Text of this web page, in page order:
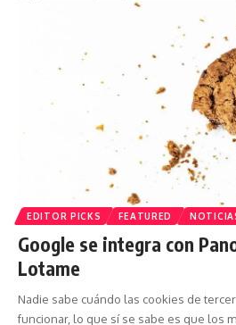
EDITOR PICKS FEATURED
Google se integra con
Lotame
Nadie sabe cuándo las cookies de
funcionar, lo que sí se sabe es que los